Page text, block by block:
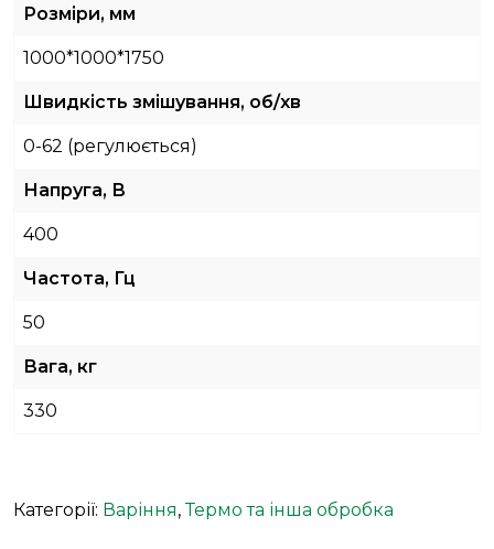
Розміри, мм
1000*1000*1750
Швидкість змішування, об/хв
0-62 (регулюється)
Напруга, В
400
Частота, Гц
50
Вага, кг
330
Категорії: Варіння,Термо та інша обробка